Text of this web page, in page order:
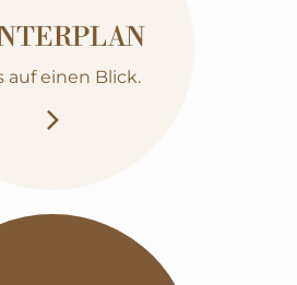
auf einen Blick.